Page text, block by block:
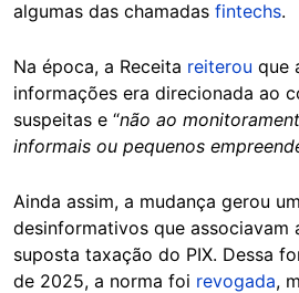
algumas das chamadas fintechs.
Na época, a Receita reiterou que
informações era direcionada ao
suspeitas e “não ao
informais ou pequenos
Ainda assim, a mudança gerou
desinformativos que associavam
suposta taxação do PIX. Dessa
de 2025, a norma foi revogada,